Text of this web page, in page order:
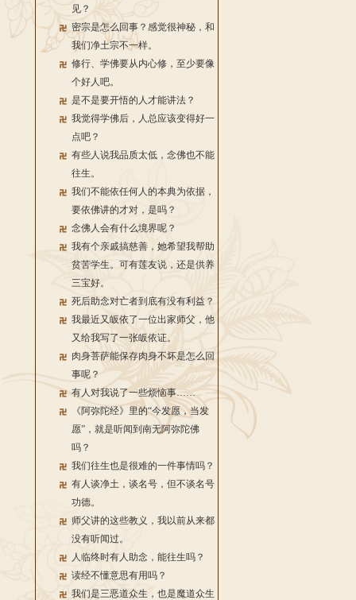
见？
密宗是怎么回事？感觉很神秘，和
我们净土宗不一样。
修行、学佛要从内心修，至少要像
个好人吧。
是不是要开悟的人才能讲法？
我觉得学佛后，人总应该变得好一
点吧？
有些人说我品质太低，念佛也不能
往生。
我们不能依任何人的本典为依据，
要依佛讲的才对，是吗？
念佛人会有什么境界呢？
我有个亲戚搞慈善，她希望我帮助
贫苦学生。可有莲友说，还是供养
三宝好。
死后助念对亡者到底有没有利益？
我最近又皈依了一位出家师父，他
又给我写了一张皈依证。
肉身菩萨能保存肉身不坏是怎么回
事呢？
有人对我说了一些烦恼事……
《阿弥陀经》里的“今发愿，当发
愿”，就是听闻到南无阿弥陀佛
吗？
我们往生也是很难的一件事情吗？
有人谈净土，谈名号，但不谈名号
功德。
师父讲的这些教义，我以前从来都
没有听闻过。
人临终时有人助念，能往生吗？
读经不懂意思有用吗？
我们是三恶道众生，也是魔道众生